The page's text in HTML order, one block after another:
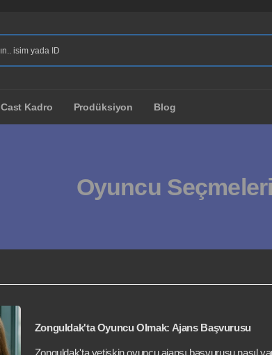
Cast Kadro Prodüksiyon Blog
Oyuncu Seçmeleri
Zonguldak'ta Oyuncu Olmak: Ajans Başvurusu
Zonguldak'ta yetişkin oyuncu ajansı başvurusu nasıl